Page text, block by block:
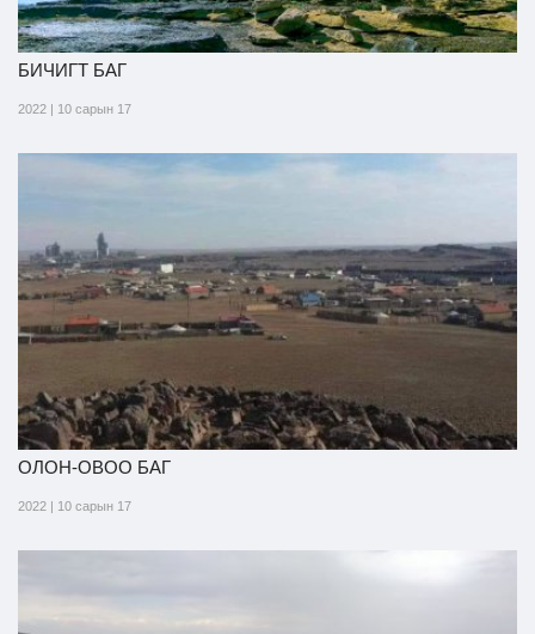
Хууль эрх зүй
Шилэн данс
Ил тод байдал
Бодлого төлөвлөлт
БИЧИГТ БАГ
2022 | 10 сарын 17
ОЛОН-ОВОО БАГ
2022 | 10 сарын 17